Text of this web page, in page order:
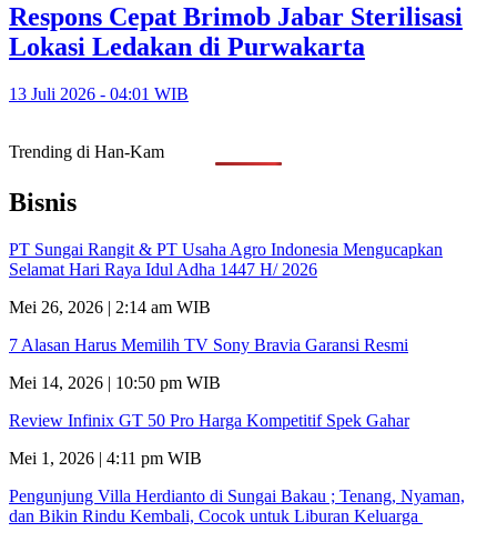
Respons Cepat Brimob Jabar Sterilisasi
Lokasi Ledakan di Purwakarta
13 Juli 2026 - 04:01 WIB
Trending di Han-Kam
Bisnis
PT Sungai Rangit & PT Usaha Agro Indonesia Mengucapkan
Selamat Hari Raya Idul Adha 1447 H/ 2026
Mei 26, 2026 | 2:14 am WIB
7 Alasan Harus Memilih TV Sony Bravia Garansi Resmi
Mei 14, 2026 | 10:50 pm WIB
Review Infinix GT 50 Pro Harga Kompetitif Spek Gahar
Mei 1, 2026 | 4:11 pm WIB
Pengunjung Villa Herdianto di Sungai Bakau ; Tenang, Nyaman,
dan Bikin Rindu Kembali, Cocok untuk Liburan Keluarga